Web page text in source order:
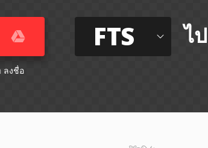
ลงชื่อ
FTS ไ